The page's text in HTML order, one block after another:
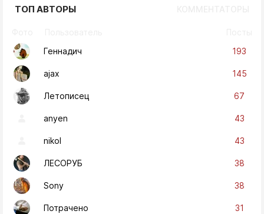
ТОП АВТОРЫ
Геннадич
193
ajax 145
Летописец 67
anyen 43
nikol 43
ЛЕСОРУБ 38
Sony 38
Потрачено 31